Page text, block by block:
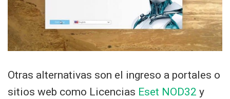
Otras alternativas son el ingreso a portales o
sitios web como Licencias Eset NOD32 y